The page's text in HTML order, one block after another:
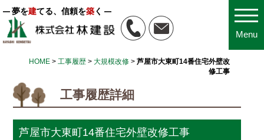
Menu
夢を建てる、信頼を築く
HOME >工事履歴 >大規模改修 >芦屋市大東町14番住宅外壁改
修工事
工事履歴詳細
芦屋市大東町14番住宅外壁改修工事